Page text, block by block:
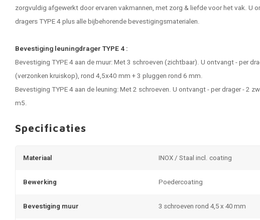
zorgvuldig afgewerkt door ervaren vakmannen, met zorg & liefde voor het vak. U
dragers TYPE 4 plus alle bijbehorende bevestigingsmaterialen.
Bevestiging leuningdrager TYPE 4 :
Bevestiging TYPE 4 aan de muur: Met 3 schroeven (zichtbaar). U ontvangt - per
(verzonken kruiskop), rond 4,5x40 mm + 3 pluggen rond 6 mm.
Bevestiging TYPE 4 aan de leuning: Met 2 schroeven. U ontvangt - per drager - 2
m5.
Specificaties
Materiaal INOX / Staal incl. coating
Bewerking Poedercoating
Bevestiging muur 3 schroeven rond 4,5 x 40 mm